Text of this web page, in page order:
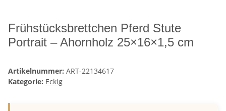
Frühstücksbrettchen Pferd Stute
Portrait – Ahornholz 25×16×1,5 cm
Artikelnummer: ART-22134617
Kategorie: Eckig